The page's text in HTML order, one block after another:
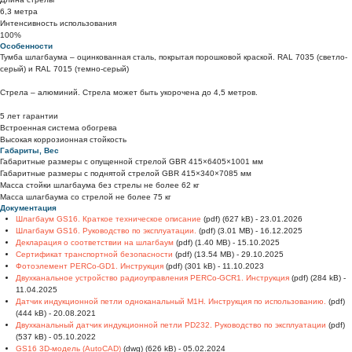
6,3 метра
Интенсивность использования
100%
Особенности
Тумба шлагбаума – оцинкованная сталь, покрытая порошковой краской. RAL 7035 (светло-
серый) и RAL 7015 (темно-серый)
Стрела – алюминий. Стрела может быть укорочена до 4,5 метров.
5 лет гарантии
Встроенная система обогрева
Высокая коррозионная стойкость
Габариты, Вес
Габаритные размеры с опущенной стрелой GBR 415×6405×1001 мм
Габаритные размеры с поднятой стрелой GBR 415×340×7085 мм
Масса стойки шлагбаума без стрелы не более 62 кг
Масса шлагбаума со стрелой не более 75 кг
Документация
Шлагбаум GS16. Краткое техническое описание (pdf) (627 kB) - 23.01.2026
Шлагбаум GS16. Руководство по эксплуатации.
(pdf) (3.01 MB) - 16.12.2025
Декларация о соответствии на шлагбаум (pdf) (1.40 MB) - 15.10.2025
Сертификат транспортной безопасности (pdf) (13.54 MB) - 29.10.2025
Фотоэлемент PERCo-GD1. Инструкция (pdf) (301 kB) - 11.10.2023
Двухканальное устройство радиоуправления PERCo-GCR1. Инструкция (pdf) (284 kB) -
11.04.2025
Датчик индукционной петли одноканальный М1Н. Инструкция по использованию.
(pdf)
(444 kB) - 20.08.2021
Двухканальный датчик индукционной петли PD232. Руководство по эксплуатации (pdf)
(537 kB) - 05.10.2022
GS16 3D-модель (AutoCAD) (dwg) (626 kB) - 05.02.2024